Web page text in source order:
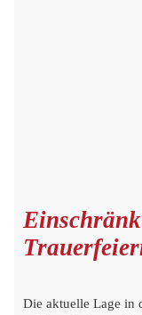
Die aktuelle Lage in